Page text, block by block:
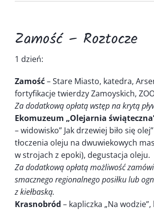
Zamość – Roztocze
1 dzień:
Zamość– Stare Miasto, katedra,
fortyfikacje twierdzy Zamoyskich,
Za dodatkową opłatą wstęp na krytą
Ekomuzeum „Olejarnia
– widowisko” Jak drzewiej biło się
tłoczenia oleju na dwuwiekowych
w strojach z epoki), degustacja oleju.
Za dodatkową opłatą możliwość
smacznego regionalnego posiłku lub
z kiełbaską.
Krasnobród – kapliczka „Na wodzie”,